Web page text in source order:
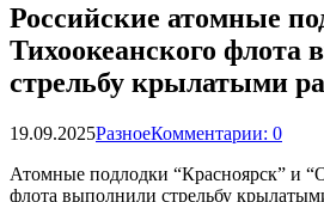
Российские атомные
Тихоокеанского флота
стрельбу крылатыми
19.09.2025РазноеКомментарии: 0
Атомные подлодки “Красноярск” и
флота выполнили стрельбу